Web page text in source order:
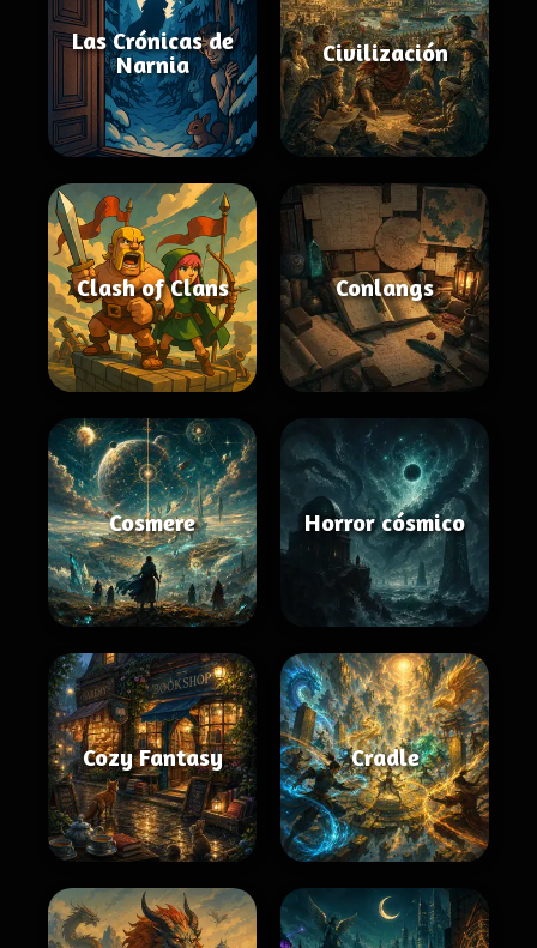
Las Crónicas de
Narnia
Civilización
Clash of Clans Conlangs
Cosmere Horror cósmico
Cozy Fantasy Cradle